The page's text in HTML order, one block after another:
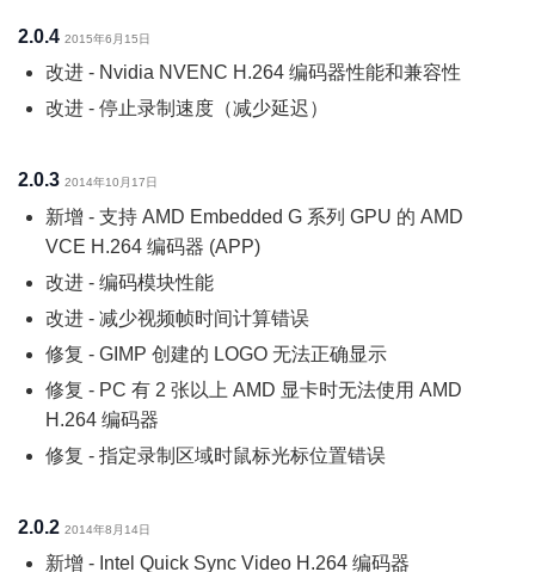
2.0.4 2015年6月15日
改进 - Nvidia NVENC H.264 编码器性能和兼容性
改进 - 停止录制速度（减少延迟）
2.0.3 2014年10月17日
新增 - 支持 AMD Embedded G 系列 GPU 的 AMD
VCE H.264 编码器 (APP)
改进 - 编码模块性能
改进 - 减少视频帧时间计算错误
修复 - GIMP 创建的 LOGO 无法正确显示
修复 - PC 有 2 张以上 AMD 显卡时无法使用 AMD
H.264 编码器
修复 - 指定录制区域时鼠标光标位置错误
2.0.2 2014年8月14日
新增 - Intel Quick Sync Video H.264 编码器